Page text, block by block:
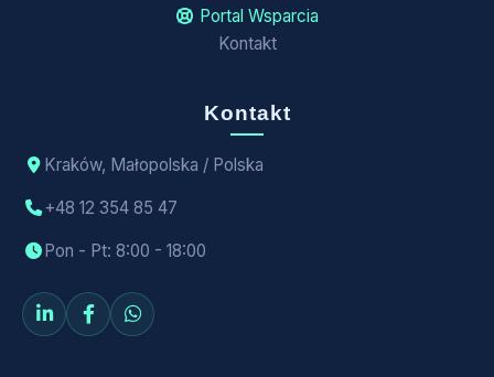
Portal Wsparcia
Kontakt
Kontakt
Kraków, Małopolska / Polska
+48 12 354 85 47
Pon - Pt: 8:00 - 18:00